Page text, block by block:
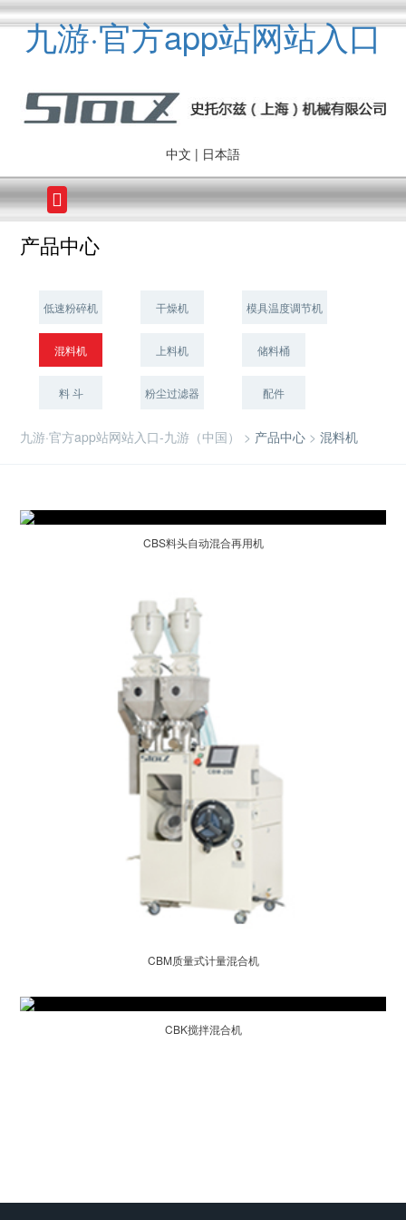
九游·官方app站网站入口
中文 | 日本語
产品中心
低速粉碎机 干燥机 模具温度调节机
混料机 上料机 储料桶
料 斗 粉尘过滤器 配件
九游·官方app站网站入口-九游（中国） > 产品中心 >混料机
CBS料头自动混合再用机
CBM质量式计量混合机
CBK搅拌混合机